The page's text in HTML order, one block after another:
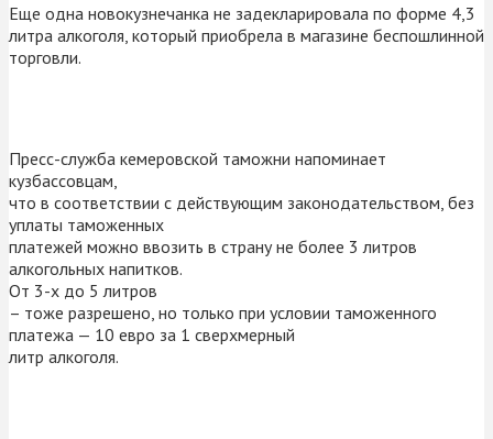
Еще одна новокузнечанка не задекларировала по форме 4,3
литра алкоголя, который приобрела в магазине беспошлинной
торговли.
Пресс-служба кемеровской таможни напоминает
кузбассовцам,
что в соответствии с действующим законодательством, без
уплаты таможенных
платежей можно ввозить в страну не более 3 литров
алкогольных напитков.
От 3-х до 5 литров
– тоже разрешено, но только при условии таможенного
платежа — 10 евро за 1 сверхмерный
литр алкоголя.